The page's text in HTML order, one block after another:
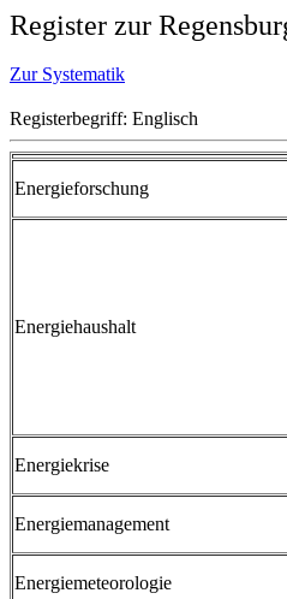
Register zur
Zur Systematik
Registerbegriff: Englisch
Energieforschung
Energiehaushalt
Energiekrise
Energiemanagement
Energiemeteorologie